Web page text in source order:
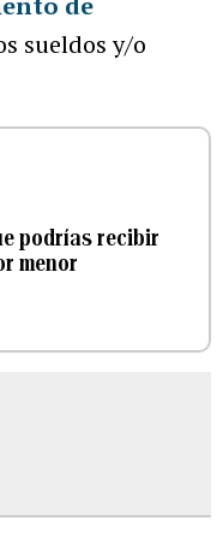
sueldos y/o
podrías recibir
menor